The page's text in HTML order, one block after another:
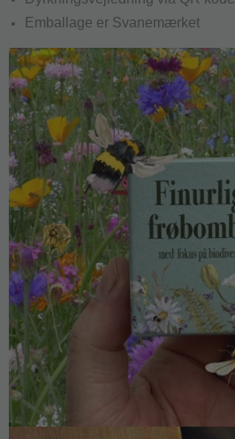
Emballage er Svanemærket